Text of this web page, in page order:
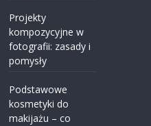
Projekty
kompozycyjne w
fotografii: zasady i
pomysły
Podstawowe
kosmetyki do
makijażu – co